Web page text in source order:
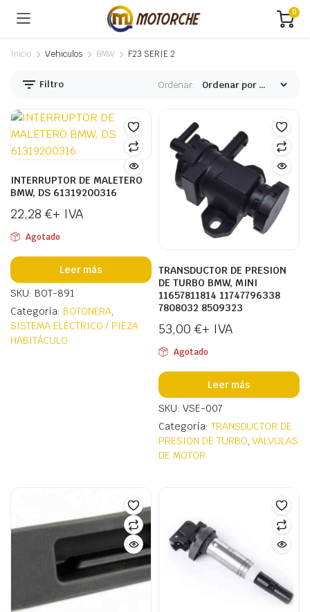
0
Inicio Vehiculos BMW F23 SERIE 2
Filtro Ordenar:
INTERRUPTOR DE MALETERO
BMW, DS 61319200316
22,28 €+ IVA
Agotado
Leer más
SKU: BOT-891
Categoría: BOTONERA,
SISTEMA ELÉCTRICO / PIEZA
HABITÁCULO
TRANSDUCTOR DE PRESION
DE TURBO BMW, MINI
11657811814 11747796338
7808032 8509323
53,00 €+ IVA
Agotado
Leer más
SKU: VSE-007
Categoría: TRANSDUCTOR DE
PRESION DE TURBO,VALVULAS
DE MOTOR